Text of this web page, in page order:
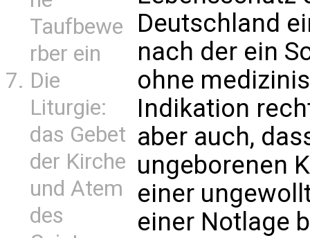
Taufbewe
rber ein
Die
Liturgie:
das Gebet
der Kirche
und Atem
des
Deutschland
nach der ein
ohne
Indikation
aber auch,
ungeborenen
einer
einer Notlage